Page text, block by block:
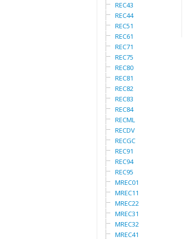
REC43
REC44
REC51
REC61
REC71
REC75
REC80
REC81
REC82
REC83
REC84
RECML
RECDV
RECGC
REC91
REC94
REC95
MREC01
MREC11
MREC22
MREC31
MREC32
MREC41